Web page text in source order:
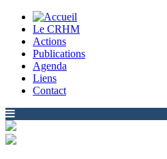
Le CRHM
Actions
Publications
Agenda
Liens
Contact